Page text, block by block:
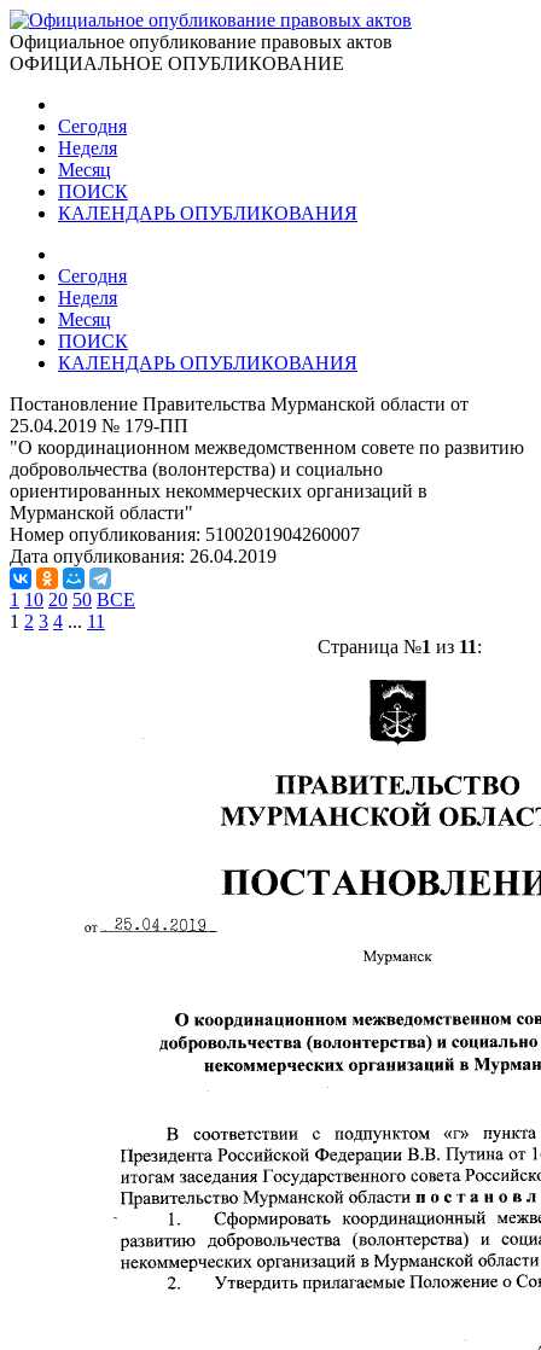
Официальное опубликование правовых актов
ОФИЦИАЛЬНОЕ ОПУБЛИКОВАНИЕ
Сегодня
Неделя
Месяц
ПОИСК
КАЛЕНДАРЬ ОПУБЛИКОВАНИЯ
Сегодня
Неделя
Месяц
ПОИСК
КАЛЕНДАРЬ ОПУБЛИКОВАНИЯ
Постановление Правительства Мурманской области от
25.04.2019 № 179-ПП
"О координационном межведомственном совете по развитию
добровольчества (волонтерства) и социально
ориентированных некоммерческих организаций в
Мурманской области"
Номер опубликования: 5100201904260007
Дата опубликования: 26.04.2019
1 10 20 50 ВСЕ
1 2 3 4 ... 11
Страница №1 из 11: